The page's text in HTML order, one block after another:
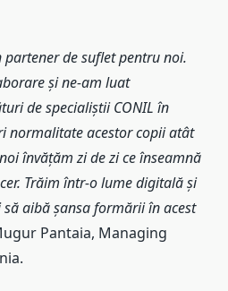
partener de suflet pentru noi.
și ne-am luat
de specialiștii CONIL în
normalitate acestor copii atât
învățăm zi de zi ce înseamnă
Trăim într-o lume digitală și
aibă șansa formării în acest
Pantaia, Managing